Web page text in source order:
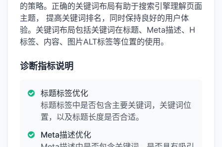
的策略。正确的关键词布局有助于搜索引擎理解页面
主题， 提高关键词排名，同时保持良好的用户体
验。关键词布局包括关键词在标题、Meta描述、H
标签、内容、图片ALT标签等位置的使用。
诊断指标说明
标题标签优化
标题标签中是否包含主要关键词，关键词位
置，以及标题长度是否合适。
Meta描述优化